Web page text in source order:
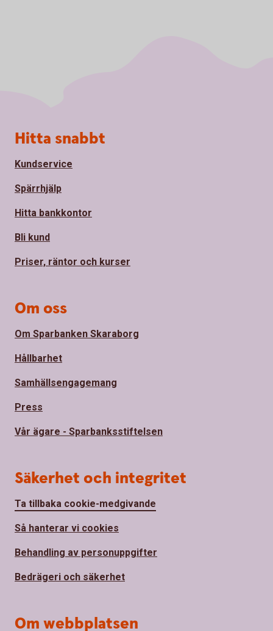
Sidfot
Hitta snabbt
Kundservice
Spärrhjälp
Hitta bankkontor
Bli kund
Priser, räntor och kurser
Om oss
Om Sparbanken Skaraborg
Hållbarhet
Samhällsengagemang
Press
Vår ägare - Sparbanksstiftelsen
Säkerhet och integritet
Ta tillbaka cookie-medgivande
Så hanterar vi cookies
Behandling av personuppgifter
Bedrägeri och säkerhet
Om webbplatsen